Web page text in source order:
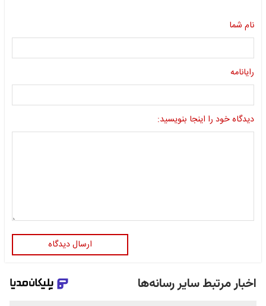
نام شما
رایانامه
دیدگاه خود را اینجا بنویسید:
ارسال دیدگاه